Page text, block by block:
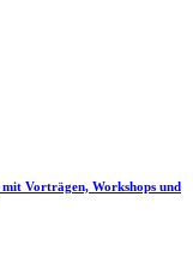
Vorträgen, Workshops und